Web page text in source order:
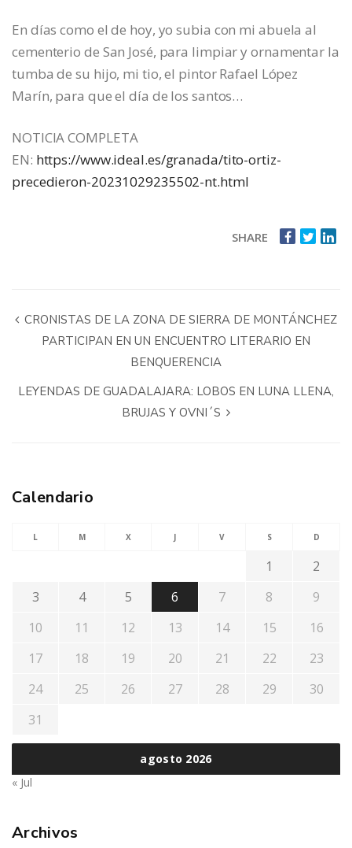
En días como el de hoy, yo subia con mi abuela al
cementerio de San José, para limpiar y ornamentar la
tumba de su hijo, mi tio, el pintor Rafael López
Marín, para que el día de los santos…
NOTICIA COMPLETA
EN: https://www.ideal.es/granada/tito-ortiz-
precedieron-20231029235502-nt.html
SHARE
CRONISTAS DE LA ZONA DE SIERRA DE MONTÁNCHEZ
PARTICIPAN EN UN ENCUENTRO LITERARIO EN
BENQUERENCIA
LEYENDAS DE GUADALAJARA: LOBOS EN LUNA LLENA,
BRUJAS Y OVNI´S
Calendario
agosto 2026
L M X J V S D
1
2
3
4 5 6 7 8
9
10
11 12 13 14 15
16
17
18 19 20 21 22
23
24
25 26 27 28 29
30
31
« Jul
Archivos